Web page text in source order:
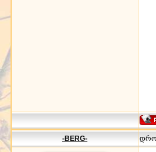
-BERG- დრო: